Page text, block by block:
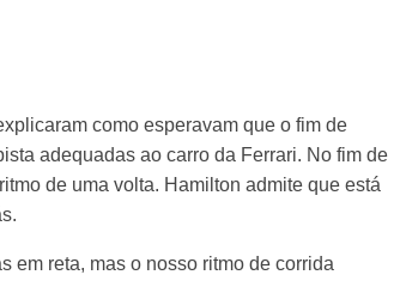
como esperavam que o fim de
adequadas ao carro da Ferrari. No fim de
de uma volta. Hamilton admite que está
em reta, mas o nosso ritmo de corrida